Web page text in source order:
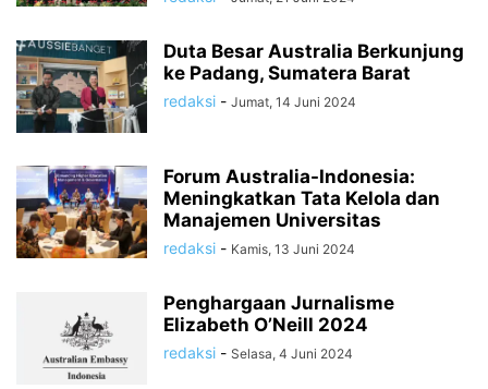
Duta Besar Australia Berkunjung
ke Padang, Sumatera Barat
redaksi - Jumat, 14 Juni 2024
Forum Australia-Indonesia:
Meningkatkan Tata Kelola dan
Manajemen Universitas
redaksi - Kamis, 13 Juni 2024
Penghargaan Jurnalisme
Elizabeth O’Neill 2024
redaksi - Selasa, 4 Juni 2024